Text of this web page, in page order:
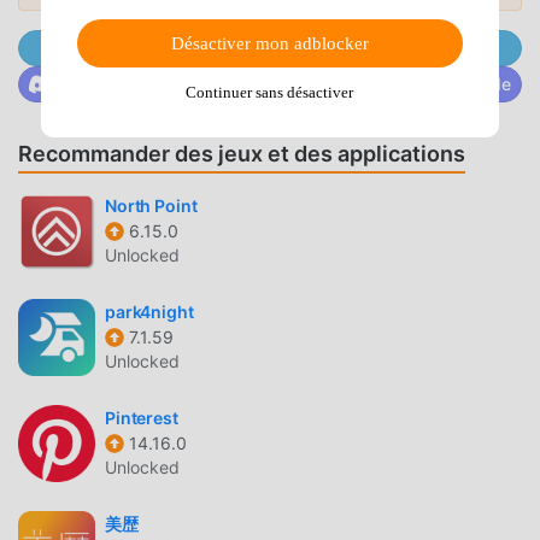
Téléchargez simplement le client moddroid, vous pouvez
télécharger et installer Haj Umrah & Ziyarate Madinah
13.0.0 en un seul clic. Qu'attendez-vous, téléchargez
moddroid maintenant !
CARACTÉRISTIQUES PRATIQUES
Haj Umrah & Ziyarate Madinah En tant qu'application life
populaire, ses fonctions puissantes ont attiré un grand
nombre d'utilisateurs. Par rapport aux applications life
traditionnelles, Haj Umrah & Ziyarate Madinah offre une
expérience plus riche et des fonctions plus puissantes. Il
vous suffit de télécharger et d'installer Haj Umrah &
Ziyarate Madinah 13.0.0, vous pouvez facilement découvrir
toutes les fonctions, et c'est entièrement gratuit ! De plus,
moddroid prend également en charge l'application life
permettant aux fans d'échanger des expériences entre
l'application, qu'attendez-vous, venez la télécharger
Rejoignez @MODDROID.CO sur Telegram Channel
Rejoignez @MODDROID.CO sur la communauté Discorde
Recommander des jeux et des applications
North Point
6.15.0
Unlocked
park4night
7.1.59
Unlocked
Pinterest
14.16.0
Unlocked
美歴
Désactiver mon adblocker
Continuer sans désactiver